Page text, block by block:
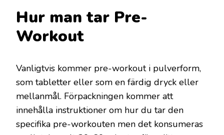
Hur man tar Pre-
Workout
Vanligtvis kommer pre-workout i pulverform,
som tabletter eller som en färdig dryck eller
mellanmål. Förpackningen kommer att
innehålla instruktioner om hur du tar den
specifika pre-workouten men det konsumeras